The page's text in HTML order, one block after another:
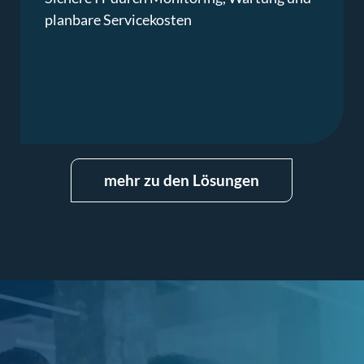
planbare Servicekosten
mehr zu den Lösungen